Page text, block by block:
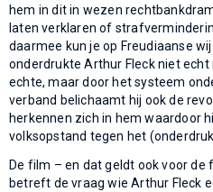
hem in dit in wezen
laten verklaren of
daarmee kun je op Freudiaanse
onderdrukte Arthur Fleck niet
echte, maar door het systeem
verband belichaamt hij ook de
herkennen zich in hem waardoor
volksopstand tegen het
De film – en dat geldt ook voor
betreft de vraag wie Arthur Fleck